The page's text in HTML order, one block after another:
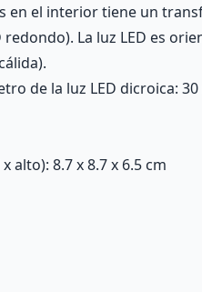
en el interior tiene un
La luz LED es
de la luz LED dicroica:
8.7 x 8.7 x 6.5 cm